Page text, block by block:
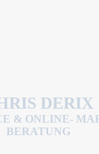
DERIX
& ONLINE-
BERATUNG